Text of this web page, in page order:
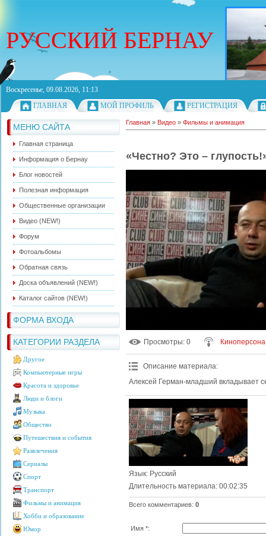
РУССКИЙ БЕРНАУ
Воскресенье, 09.08.2026, 11:13
ГЛАВНАЯ
МОЙ ПРОФИЛЬ РЕГИСТРАЦИЯ
МЕНЮ САЙТА
Главная страница
Информация о Бернау
Блог новостей
Полезная информация
Общественные организации
Видео (NEW!)
Форум
Фотоальбомы
Обратная связь
Доска объявлений (NEW!)
Каталог сайтов (NEW!)
ФОРМА ВХОДА
КАТЕГОРИИ РАЗДЕЛА
Другое
Компьютерные игры
Красота и здоровье
Люди и блоги
Музыка
Общество
Путешествия и события
Развлечения
Сериалы
Спорт
Транспорт
Фильмы и анимация
Хобби и образование
Юмор
Главная » Видео » Фильмы и анимация
«Честно? Это –
Просмотры: 0 Киноперсона
Описание материала:
Алексей Герман-младший вкладывает
Язык: Русский
Длительность материала: 00:02:35
Всего комментариев: 0
Имя *: